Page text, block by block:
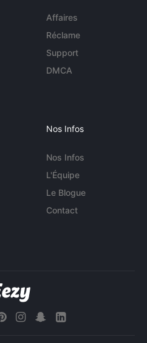
Affaires
Réclame
Support
DMCA
Nos Infos
Nos Infos
L'Équipe
Le Blogue
Contact